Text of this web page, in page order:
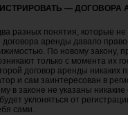
— ДОГОВОРА
разных понятия, которые не
аренды давало
По новому закону,
только с момента их
договор аренды никаких
и сам заинтересован в
в законе не указаны никакие
уклоняться от
сами.